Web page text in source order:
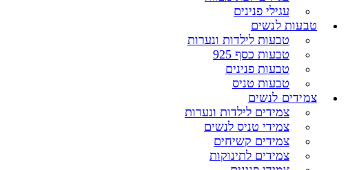
עגילי פנינים
טבעות לנשים
טבעות לילדות ונערות
טבעות כסף 925
טבעות פנינים
טבעות טניס
צמידים לנשים
צמידים לילדות ונערות
צמידי טניס לנשים
צמידים קשיחים
צמידים לתינוקות